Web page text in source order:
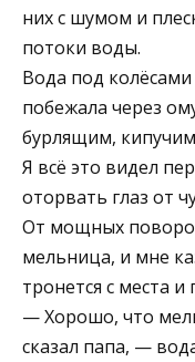
них с шумом и
потоки воды.
Вода под колёсами
побежала через
бурлящим,
Я всё это видел
оторвать глаз от
От мощных
мельница, и мне
тронется с места
— Хорошо, что
сказал папа, —